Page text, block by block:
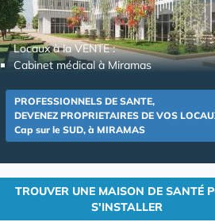
Locaux à la VENTE :
Cabinet médical à Miramas
PROFESSIONNELS DE SANTE,
DEVENEZ PROPRIETAIRES DE VOS
Cap sur le SUD, à MIRAMAS
TROUVER UNE MAISON DE SANTÉ
S'INSTALLER